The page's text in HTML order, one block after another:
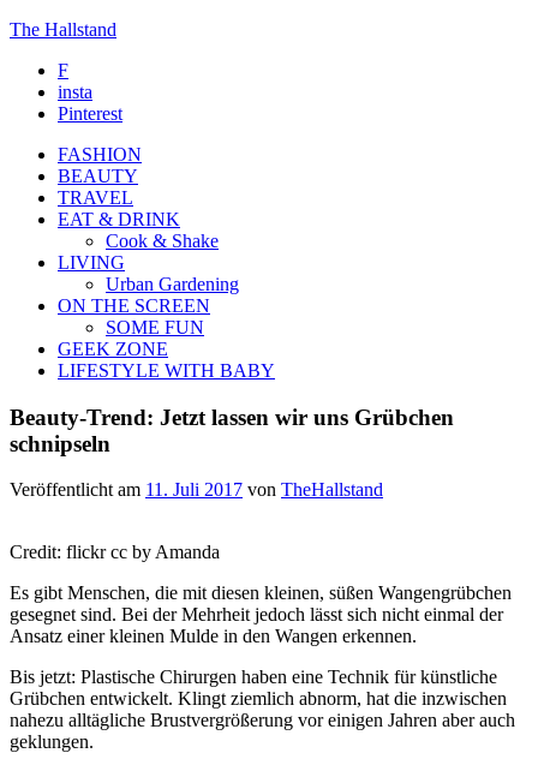
The Hallstand
F
insta
Pinterest
FASHION
BEAUTY
TRAVEL
EAT & DRINK
Cook & Shake
LIVING
Urban Gardening
ON THE SCREEN
SOME FUN
GEEK ZONE
LIFESTYLE WITH BABY
Beauty-Trend: Jetzt lassen wir uns Grübchen
schnipseln
Veröffentlicht am 11. Juli 2017 von TheHallstand
Credit: flickr cc by Amanda
Es gibt Menschen, die mit diesen kleinen, süßen Wangengrübchen
gesegnet sind. Bei der Mehrheit jedoch lässt sich nicht einmal der
Ansatz einer kleinen Mulde in den Wangen erkennen.
Bis jetzt: Plastische Chirurgen haben eine Technik für künstliche
Grübchen entwickelt. Klingt ziemlich abnorm, hat die inzwischen
nahezu alltägliche Brustvergrößerung vor einigen Jahren aber auch
geklungen.